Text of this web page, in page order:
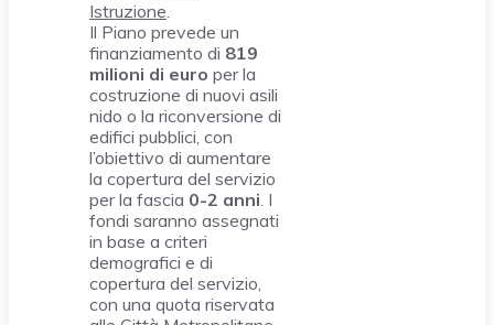
Istruzione.
Il Piano prevede un
finanziamento di 819
milioni di euro per la
costruzione di nuovi asili
nido o la riconversione di
edifici pubblici, con
l’obiettivo di aumentare
la copertura del servizio
per la fascia 0-2 anni. I
fondi saranno assegnati
in base a criteri
demografici e di
copertura del servizio,
con una quota riservata